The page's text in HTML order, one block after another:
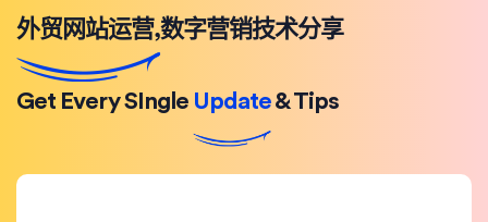
外贸网站运营,数字营销技术分享
Get Every SIngle Update& Tips